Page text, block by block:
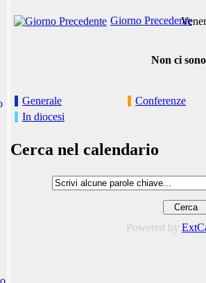
Giorno Precedente
Non ci
Generale
Conferenze
In diocesi
Cerca nel calendario
Powered by